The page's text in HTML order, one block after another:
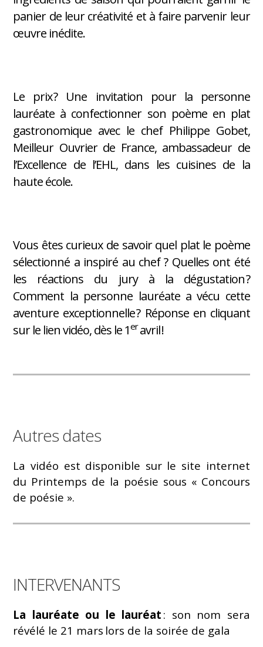
panier de leur créativité et à faire parvenir leur
œuvre inédite.
Le prix ? Une invitation pour la personne
lauréate à confectionner son poème en plat
gastronomique avec le chef Philippe Gobet,
Meilleur Ouvrier de France, ambassadeur de
l’Excellence de l’EHL, dans les cuisines de la
haute école.
Vous êtes curieux de savoir quel plat le poème
sélectionné a inspiré au chef ? Quelles ont été
les réactions du jury à la dégustation ?
Comment la personne lauréate a vécu cette
aventure exceptionnelle ? Réponse en cliquant
sur le lien vidéo, dès le 1eravril !
Autres dates
La vidéo est disponible sur le site internet
du Printemps de la poésie sous « Concours
de poésie ».
INTERVENANTS
La lauréate ou le lauréat : son nom sera
révélé le 21 mars lors de la soirée de gala